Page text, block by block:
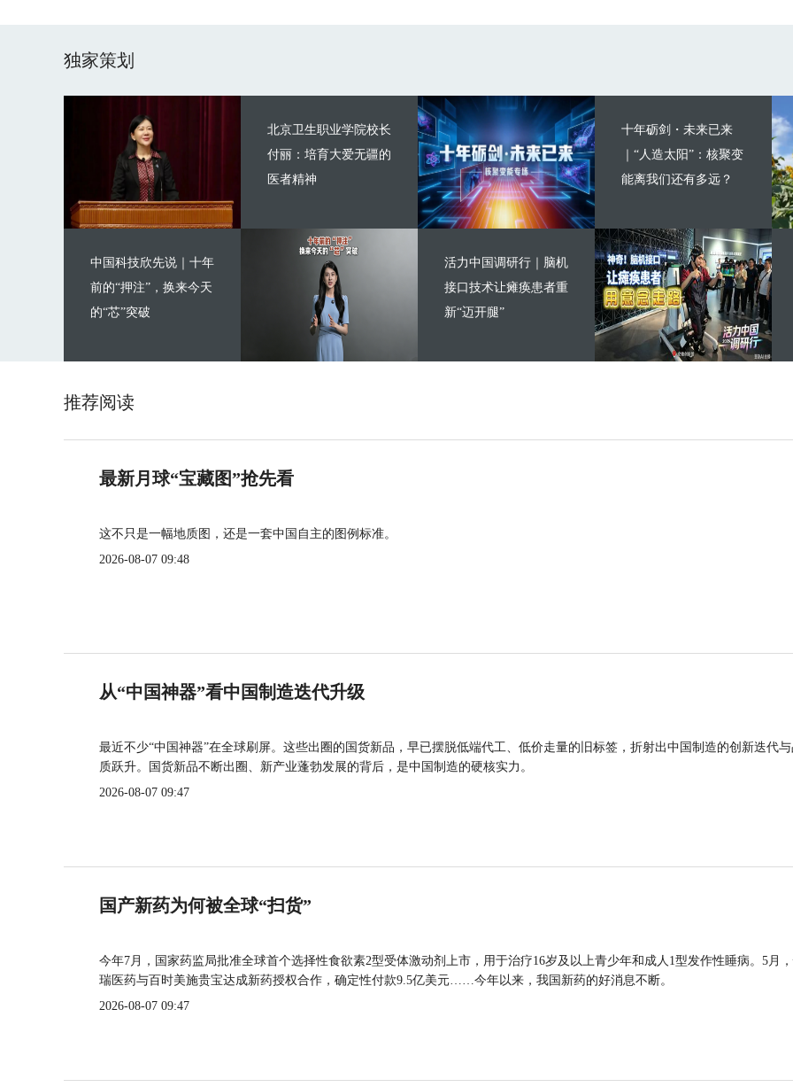
独家策划
北京卫生职业学院校长
付丽：培育大爱无疆的
医者精神
中国科技欣先说｜十年
前的“押注”，换来今天
的“芯”突破
十年砺剑・未来已来
｜“人造太阳”：核聚变
能离我们还有多远？
活力中国调研行｜脑机
接口技术让瘫痪患者重
新“迈开腿”
推荐阅读
最新月球“宝藏图”抢先看
这不只是一幅地质图，还是一套中国自主的图例标准。
2026-08-07 09:48
从“中国神器”看中国制造迭代升级
最近不少“中国神器”在全球刷屏。这些出圈的国货新品，早已摆脱低端代工、低价走量的旧标签，折射出中国制造的创新迭代
质跃升。国货新品不断出圈、新产业蓬勃发展的背后，是中国制造的硬核实力。
2026-08-07 09:47
国产新药为何被全球“扫货”
今年7月，国家药监局批准全球首个选择性食欲素2型受体激动剂上市，用于治疗16岁及以上青少年和成人1型发作性睡病。5月
瑞医药与百时美施贵宝达成新药授权合作，确定性付款9.5亿美元……今年以来，我国新药的好消息不断。
2026-08-07 09:47